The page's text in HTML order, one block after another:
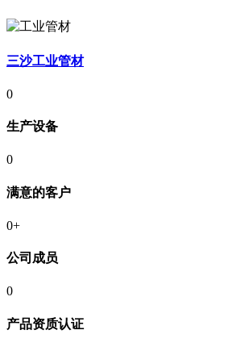
三沙工业管材
0
生产设备
0
满意的客户
0+
公司成员
0
产品资质认证